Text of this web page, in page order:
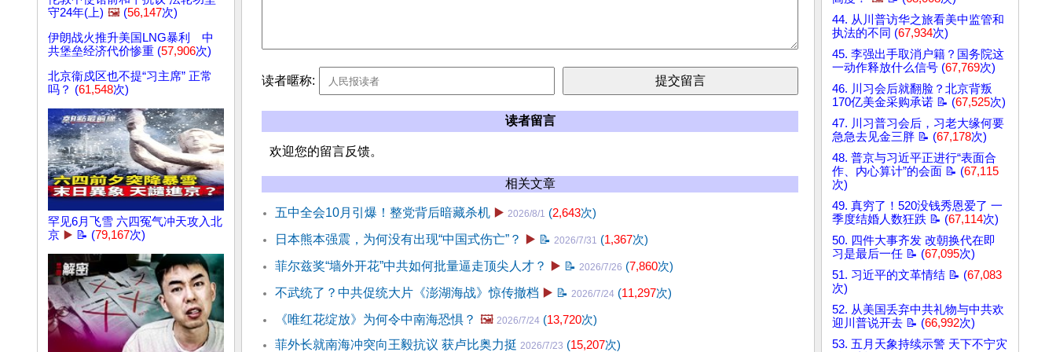
守24年(上) 🖼️ (56,147次)
伊朗战火推升美国LNG暴利 中
共堡垒经济代价惨重 (57,906次)
北京衞戍区也不提“习主席” 正常
吗？ (61,548次)
罕见6月飞雪 六四冤气冲天攻入北
京 ▶️ 📝 (79,167次)
读者暱称:
读者留言
欢迎您的留言反馈。
相关文章
五中全会10月引爆！整党背后暗藏杀机 ▶️ 2026/8/1 (2,643次)
日本熊本强震，为何没有出现“中国式伤亡”？ ▶️ 📝 2026/7/31 (1,367次)
菲尔兹奖“墙外开花”中共如何批量逼走顶尖人才？ ▶️ 📝 2026/7/26 (7,860次)
不武统了？中共促统大片《澎湖海战》惊传撤档 ▶️ 📝 2026/7/24 (11,297次)
《唯红花绽放》为何令中南海恐惧？ 🖼️ 2026/7/24 (13,720次)
菲外长就南海冲突向王毅抗议 获卢比奥力挺 2026/7/23 (15,207次)
44. 从川普访华之旅看美中监管和
执法的不同 (67,934次)
45. 李强出手取消户籍？国务院这
一动作释放什么信号 (67,769次)
46. 川习会后就翻脸？北京背叛
170亿美金采购承诺 📝 (67,525次)
47. 川习普习会后，习老大缘何要
急急去见金三胖 📝 (67,178次)
48. 普京与习近平正进行“表面合
作、内心算计”的会面 📝 (67,115
次)
49. 真穷了！520没钱秀恩爱了 一
季度结婚人数狂跌 📝 (67,114次)
50. 四件大事齐发 改朝换代在即
习是最后一任 📝 (67,095次)
51. 习近平的文革情结 📝 (67,083
次)
52. 从美国丢弃中共礼物与中共欢
迎川普说开去 📝 (66,992次)
53. 五月天象持续示警 天下不宁灾